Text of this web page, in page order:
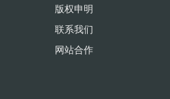
版权申明
联系我们
网站合作